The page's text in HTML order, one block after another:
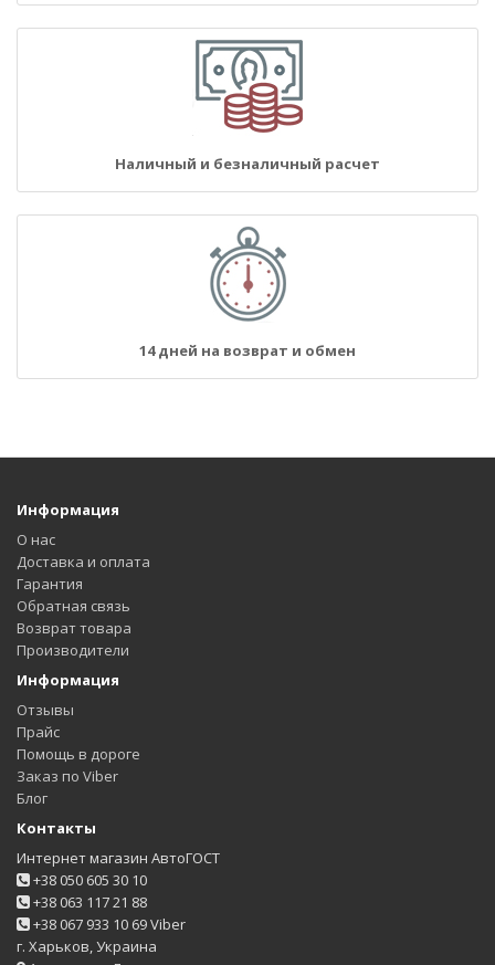
Наличный и безналичный расчет
14 дней на возврат и обмен
Информация
О нас
Доставка и оплата
Гарантия
Обратная связь
Возврат товара
Производители
Информация
Отзывы
Прайс
Помощь в дороге
Заказ по Viber
Блог
Контакты
Интернет магазин АвтоГОСТ
+38 050 605 30 10
+38 063 117 21 88
+38 067 933 10 69 Viber
г. Харьков, Украина